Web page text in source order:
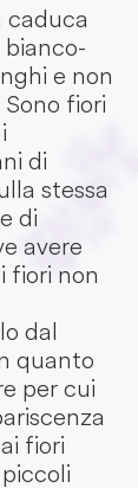
caduca
e non
fiori
di
stessa
di
avere
fiori non
dal
quanto
per cui
fiori